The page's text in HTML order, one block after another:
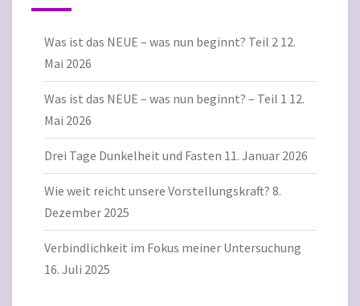
Was ist das NEUE – was nun beginnt? Teil 2 12.
Mai 2026
Was ist das NEUE – was nun beginnt? – Teil 1 12.
Mai 2026
Drei Tage Dunkelheit und Fasten 11. Januar 2026
Wie weit reicht unsere Vorstellungskraft? 8.
Dezember 2025
Verbindlichkeit im Fokus meiner Untersuchung
16. Juli 2025